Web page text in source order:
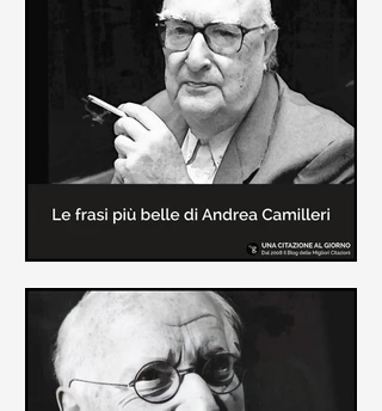
frasi più belle di Frida Kahlo
sull'amore e sulla vita.
Le frasi più belle di Andrea
Camilleri
In questa sezione sono raccolte le
frasi più belle di Andrea Camilleri, il